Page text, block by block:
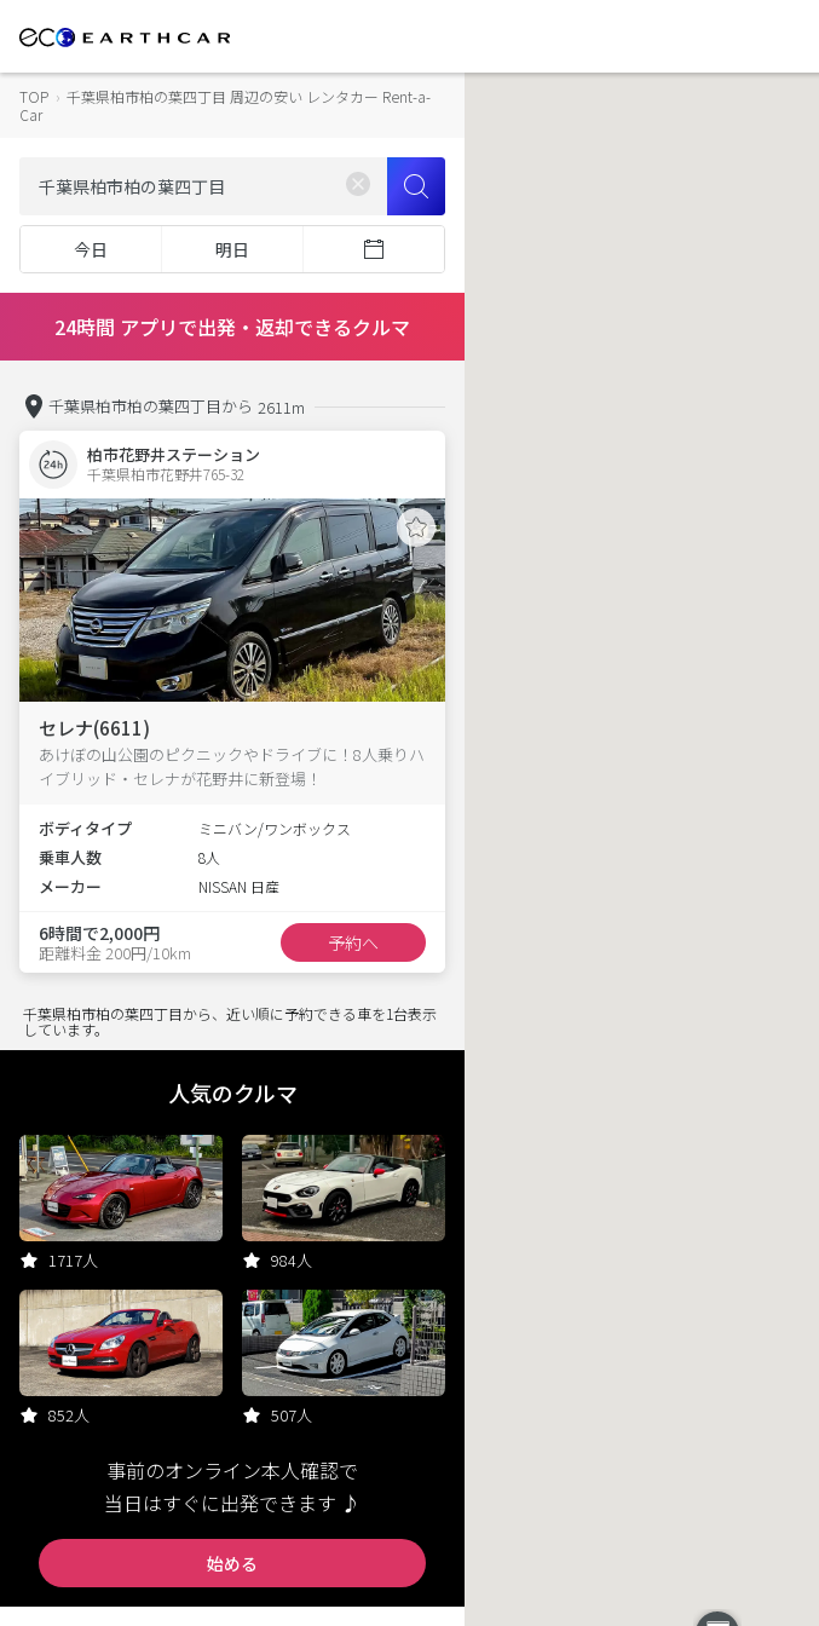
TOP › 千葉県柏市柏の葉四丁目 周辺の安い レンタカー Rent-a-
Car
今日 明日
24時間 アプリで出発・返却できるクルマ
千葉県柏市柏の葉四丁目から 2611m
柏市花野井ステーション
千葉県柏市花野井765-32
セレナ(6611)
あけぼの山公園のピクニックやドライブに！8人乗りハ
イブリッド・セレナが花野井に新登場！
ボディタイプ ミニバン/ワンボックス
乗車人数 8人
メーカー NISSAN 日産
6時間で2,000円
距離料金 200円/10km 予約へ
千葉県柏市柏の葉四丁目から、近い順に予約できる車を1台表示
しています。
人気のクルマ
1717人 984人
852人 507人
事前のオンライン本人確認で
当日はすぐに出発できます ♪
始める